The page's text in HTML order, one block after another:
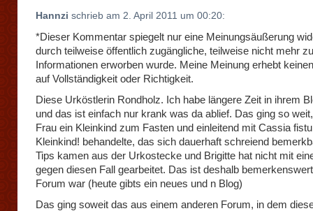
Hannzi schrieb am 2. April 2011 um 00:20:
*Dieser Kommentar spiegelt nur eine Meinungsäußerung
durch teilweise öffentlich zugängliche, teilweise nicht mehr
Informationen erworben wurde. Meine Meinung erhebt
auf Vollständigkeit oder Richtigkeit.
Diese Urköstlerin Rondholz. Ich habe längere Zeit in ihrem
und das ist einfach nur krank was da ablief. Das ging so
Frau ein Kleinkind zum Fasten und einleitend mit Cassia
Kleinkind! behandelte, das sich dauerhaft schreiend
Tips kamen aus der Urkostecke und Brigitte hat nicht mit
gegen diesen Fall gearbeitet. Das ist deshalb
Forum war (heute gibts ein neues und n Blog)
Das ging soweit das aus einem anderen Forum, in dem